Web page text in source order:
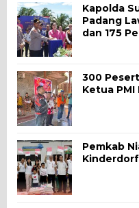
Kapolda
Padang
dan 175
300
Ketua PMI
Pemkab